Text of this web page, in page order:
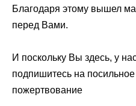
Благодаря этому вышел
перед Вами.
И поскольку Вы здесь, у
подпишитесь на
пожертвование